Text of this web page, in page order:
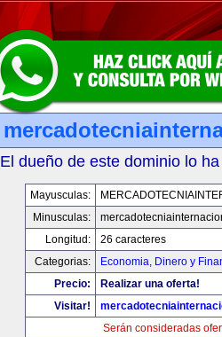
El dueño de este dominio lo
Mayusculas:
Minusculas:
Longitud:
26 caracteres
Categorias:
Economia, Dinero y
Precio:
Realizar una oferta!
Visitar!
Serán consideradas